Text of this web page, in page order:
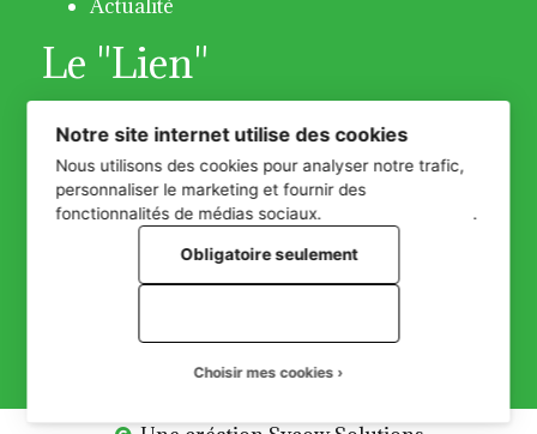
Actualité
Le "Lien"
Bulletin 31 - Octobre 2018
Bulletin 32 -Avril 2019
Bulletin 33 -Décembre 2019
Bulletin 34 - Décembre 2020
Bulletin 35 - Juin 2021
Bulletin 36 - Décembre 2022
Bulletin 37 - Juin 2023
Bulletin 39 - Décembre 2025
Notre site internet utilise des cookies
Nous utilisons des cookies pour analyser notre trafic,
personnaliser le marketing et fournir des
fonctionnalités de médias sociaux.
.
Obligatoire seulement
Choisir mes cookies